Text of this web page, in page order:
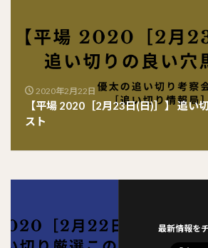
2020年2月22日
【平場 2020［2月23日(日)］】 追い
スト
最新情報を